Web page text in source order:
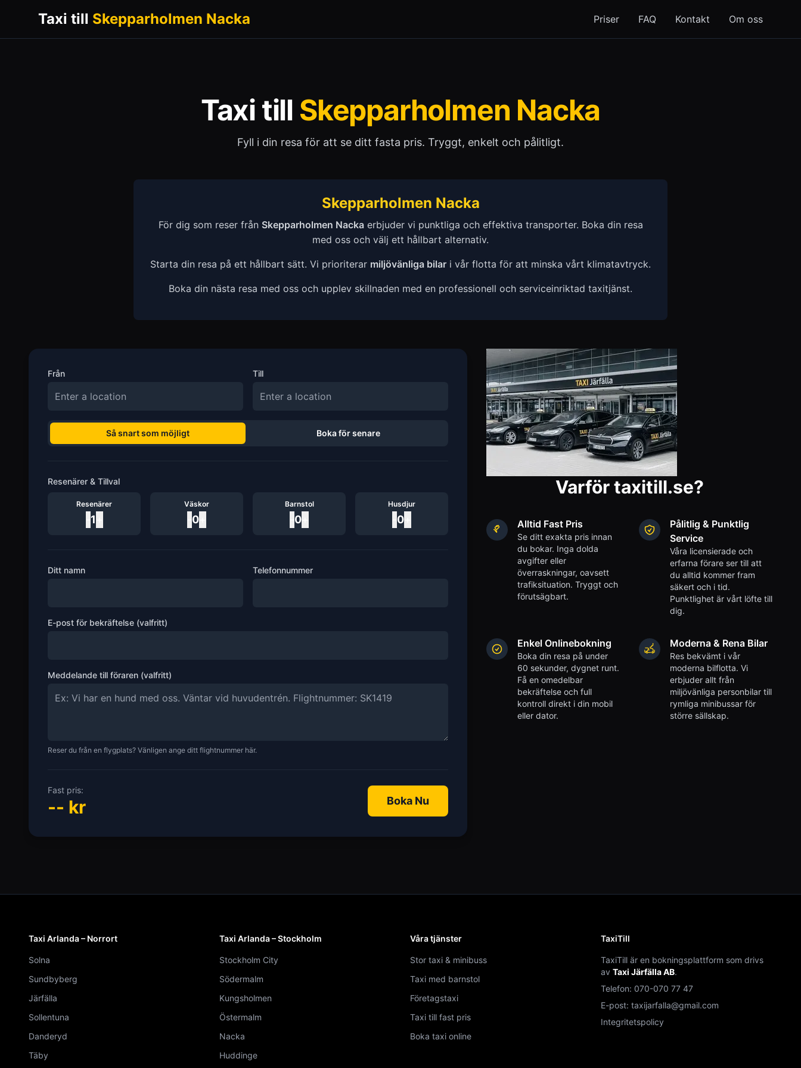
Taxi till Skepparholmen Nacka Priser FAQ Kontakt Om oss
Taxi till Skepparholmen Nacka
Fyll i din resa för att se ditt fasta pris. Tryggt, enkelt och pålitligt.
Skepparholmen Nacka
För dig som reser från Skepparholmen Nackaerbjuder vi punktliga och effektiva transporter. Boka din resa
med oss och välj ett hållbart alternativ.
Starta din resa på ett hållbart sätt. Vi prioriterar miljövänliga bilar i vår flotta för att minska vårt klimatavtryck.
Boka din nästa resa med oss och upplev skillnaden med en professionell och serviceinriktad taxitjänst.
Från Till
Så snart som möjligt Boka för senare
Resenärer & Tillval
Resenärer
1
Väskor
0
Barnstol
0
Husdjur
0
Ditt namn Telefonnummer
E-post för bekräftelse (valfritt)
Meddelande till föraren (valfritt)
Reser du från en flygplats? Vänligen ange ditt flightnummer här.
Fast pris:
-- kr Boka Nu
Varför taxitill.se?
Alltid Fast Pris
Se ditt exakta pris innan
du bokar. Inga dolda
avgifter eller
överraskningar, oavsett
trafiksituation. Tryggt och
förutsägbart.
Pålitlig & Punktlig
Service
Våra licensierade och
erfarna förare ser till att
du alltid kommer fram
säkert och i tid.
Punktlighet är vårt löfte till
dig.
Enkel Onlinebokning
Boka din resa på under
60 sekunder, dygnet runt.
Få en omedelbar
bekräftelse och full
kontroll direkt i din mobil
eller dator.
Moderna & Rena Bilar
Res bekvämt i vår
moderna bilflotta. Vi
erbjuder allt från
miljövänliga personbilar till
rymliga minibussar för
större sällskap.
Taxi Arlanda – Norrort
Solna
Sundbyberg
Järfälla
Sollentuna
Danderyd
Täby
Taxi Arlanda – Stockholm
Stockholm City
Södermalm
Kungsholmen
Östermalm
Nacka
Huddinge
Våra tjänster
Stor taxi & minibuss
Taxi med barnstol
Företagstaxi
Taxi till fast pris
Boka taxi online
TaxiTill
TaxiTill är en bokningsplattform som drivs
av Taxi Järfälla AB.
Telefon: 070-070 77 47
E-post: taxijarfalla@gmail.com
Integritetspolicy